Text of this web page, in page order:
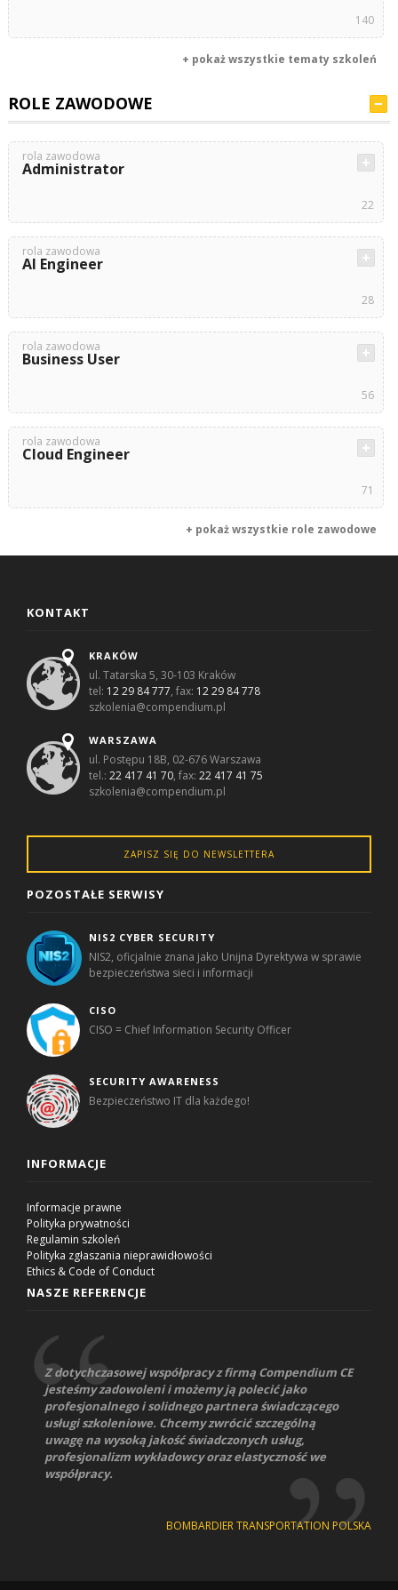
140
+ pokaż wszystkie tematy szkoleń
ROLE ZAWODOWE
rola zawodowa
Administrator
22
rola zawodowa
AI Engineer
28
rola zawodowa
Business User
56
rola zawodowa
Cloud Engineer
71
+ pokaż wszystkie role zawodowe
KONTAKT
KRAKÓW
ul. Tatarska 5, 30-103 Kraków
tel: 12 29 84 777, fax: 12 29 84 778
szkolenia@compendium.pl
WARSZAWA
ul. Postępu 18B, 02-676 Warszawa
tel.:22 417 41 70, fax:22 417 41 75
szkolenia@compendium.pl
ZAPISZ SIĘ DO NEWSLETTERA
POZOSTAŁE SERWISY
NIS2 CYBER SECURITY
NIS2, oficjalnie znana jako Unijna Dyrektywa w sprawie
bezpieczeństwa sieci i informacji
CISO
CISO = Chief Information Security Officer
SECURITY AWARENESS
Bezpieczeństwo IT dla każdego!
INFORMACJE
Informacje prawne
Polityka prywatności
Regulamin szkoleń
Polityka zgłaszania nieprawidłowości
Ethics & Code of Conduct
NASZE REFERENCJE
Z dotychczasowej współpracy z firmą Compendium CE
jesteśmy zadowoleni i możemy ją polecić jako
profesjonalnego i solidnego partnera świadczącego
usługi szkoleniowe. Chcemy zwrócić szczególną
uwagę na wysoką jakość świadczonych usług,
profesjonalizm wykładowcy oraz elastyczność we
współpracy.
BOMBARDIER TRANSPORTATION POLSKA